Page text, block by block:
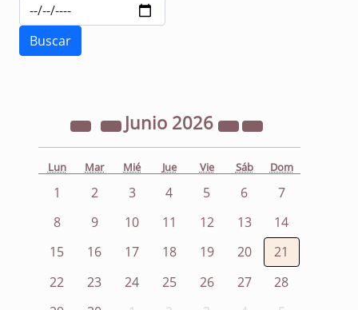
Junio 2026
Lun Mar Mié Jue Vie Sáb Dom
1 2 3 4 5 6
7
8
9 10 11 12 13
14
15
16 17 18 19 20
21
22
23 24 25 26 27
28